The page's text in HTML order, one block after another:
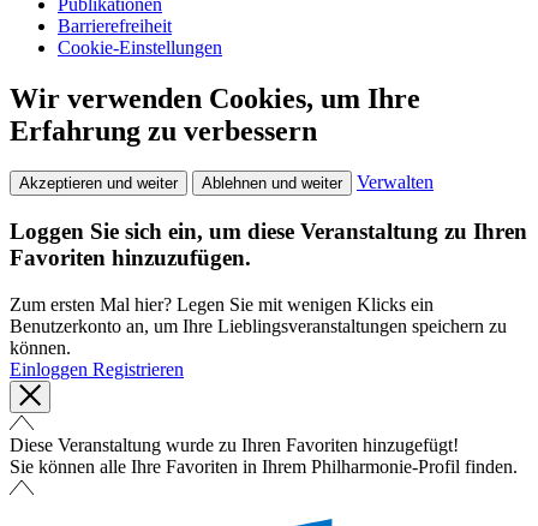
Barrierefreiheit
Cookie-Einstellungen
Wir verwenden Cookies, um Ihre
Erfahrung zu verbessern
Akzeptieren und weiter Ablehnen und weiter Verwalten
Loggen Sie sich ein, um diese Veranstaltung zu Ihren
Favoriten hinzuzufügen.
Zum ersten Mal hier? Legen Sie mit wenigen Klicks ein
Benutzerkonto an, um Ihre Lieblingsveranstaltungen speichern zu
können.
Einloggen Registrieren
Diese Veranstaltung wurde zu Ihren Favoriten hinzugefügt!
Sie können alle Ihre Favoriten in Ihrem Philharmonie-Profil finden.